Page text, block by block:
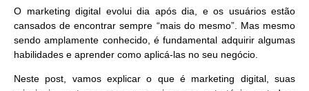
O marketing digital evolui dia após dia , e os usuários estão
cansados de encontrar sempre “mais do mesmo”. Mas mesmo
sendo amplamente conhecido, é fundamental adquirir algumas
habilidades e aprender como aplicá-las no seu negócio.
Neste post, vamos explicar o que é marketing digital, suas